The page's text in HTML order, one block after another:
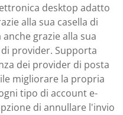
desktop adatto
alla sua casella di
grazie alla sua
provider. Supporta
dei provider di posta
migliorare la propria
tipo di account e-
di annullare l'invio